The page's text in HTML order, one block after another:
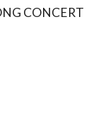
CONCERT